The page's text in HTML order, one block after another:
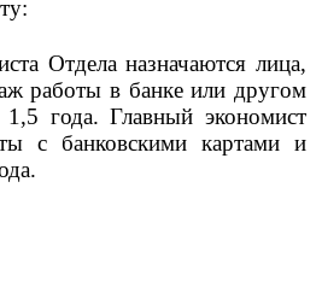
Отдела назначаются лица,
работы в банке или другом
года. Главный экономист
с банковскими картами и